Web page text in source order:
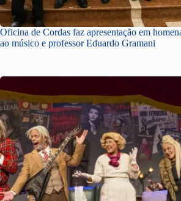
Oficina de Cordas faz apresentação em
ao músico e professor Eduardo Gramani